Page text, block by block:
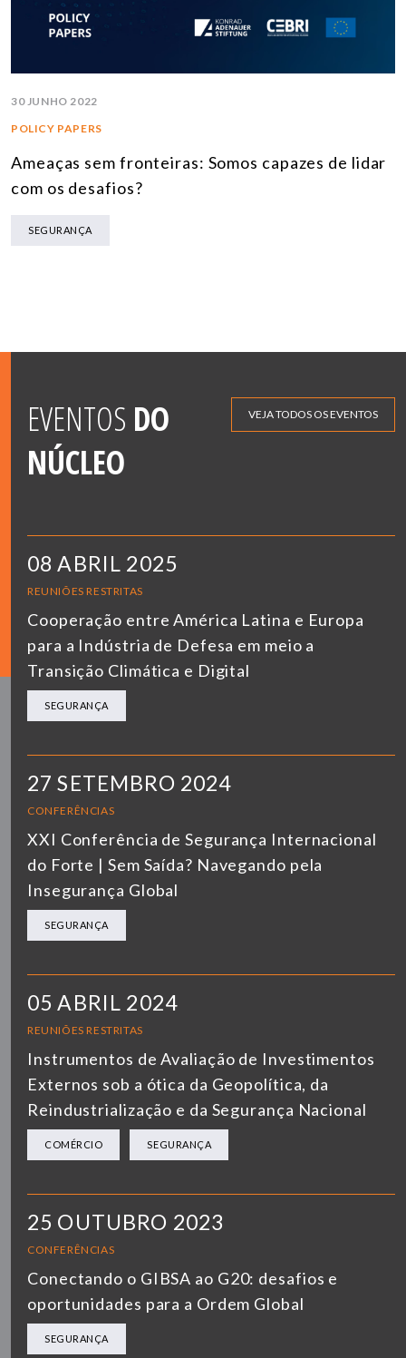
30 JUNHO 2022
POLICY PAPERS
Ameaças sem fronteiras: Somos capazes de lidar
com os desafios?
SEGURANÇA
EVENTOS DO
NÚCLEO
VEJA TODOS OS EVENTOS
08 ABRIL 2025
REUNIÕES RESTRITAS
Cooperação entre América Latina e Europa
para a Indústria de Defesa em meio a
Transição Climática e Digital
SEGURANÇA
27 SETEMBRO 2024
CONFERÊNCIAS
XXI Conferência de Segurança Internacional
do Forte | Sem Saída? Navegando pela
Insegurança Global
SEGURANÇA
05 ABRIL 2024
REUNIÕES RESTRITAS
Instrumentos de Avaliação de Investimentos
Externos sob a ótica da Geopolítica, da
Reindustrialização e da Segurança Nacional
COMÉRCIO SEGURANÇA
25 OUTUBRO 2023
CONFERÊNCIAS
Conectando o GIBSA ao G20: desafios e
oportunidades para a Ordem Global
SEGURANÇA